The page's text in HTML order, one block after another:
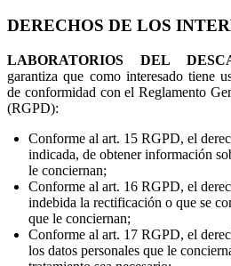
DERECHOS DE LOS
LABORATORIOS DEL
garantiza que como interesado tiene
de conformidad con el Reglamento
(RGPD):
Conforme al art. 15 RGPD, el
indicada, de obtener información
le conciernan;
Conforme al art. 16 RGPD, el
indebida la rectificación o que se
que le conciernan;
Conforme al art. 17 RGPD, el
los datos personales que le